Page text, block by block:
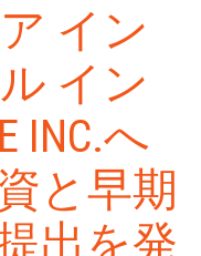
イン
イン
INC.へ
と早期
出を発